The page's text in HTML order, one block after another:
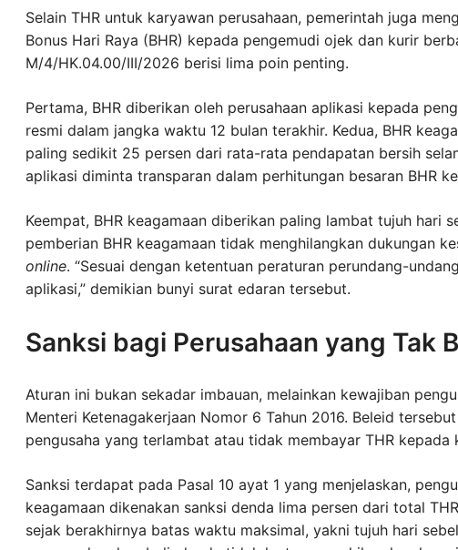
Selain THR untuk karyawan perusahaan, pemerintah juga
Bonus Hari Raya (BHR) kepada pengemudi ojek dan kurir
M/4/HK.04.00/III/2026 berisi lima poin penting.
Pertama, BHR diberikan oleh perusahaan aplikasi kepada
resmi dalam jangka waktu 12 bulan terakhir. Kedua, BHR
paling sedikit 25 persen dari rata-rata pendapatan bersih
aplikasi diminta transparan dalam perhitungan besaran BHR
Keempat, BHR keagamaan diberikan paling lambat tujuh hari
pemberian BHR keagamaan tidak menghilangkan dukungan
online. “Sesuai dengan ketentuan peraturan perundang-
aplikasi,” demikian bunyi surat edaran tersebut.
Sanksi bagi Perusahaan yang Tak
Aturan ini bukan sekadar imbauan, melainkan kewajiban
Menteri Ketenagakerjaan Nomor 6 Tahun 2016. Beleid
pengusaha yang terlambat atau tidak membayar THR kepada
Sanksi terdapat pada Pasal 10 ayat 1 yang menjelaskan,
keagamaan dikenakan sanksi denda lima persen dari total
sejak berakhirnya batas waktu maksimal, yakni tujuh hari